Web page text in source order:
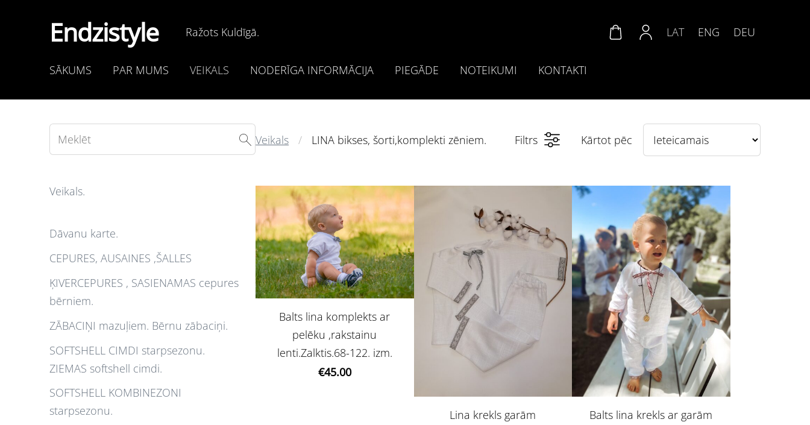
Endzistyle Ražots Kuldīgā.
SĀKUMS PAR MUMS VEIKALS NODERĪGA INFORMĀCIJA PIEGĀDE NOTEIKUMI KONTAKTI
LAT ENG DEU
Veikals.
Dāvanu karte.
CEPURES, AUSAINES ,ŠALLES
ĶIVERCEPURES , SASIENAMAS cepures
bērniem.
ZĀBACIŅI mazuļiem. Bērnu zābaciņi.
SOFTSHELL CIMDI starpsezonu.
ZIEMAS softshell cimdi.
SOFTSHELL KOMBINEZONI
starpsezonu.
Veikals LINA bikses, šorti,komplekti zēniem. Filtrs Kārtot pēc
Balts lina komplekts ar
pelēku ,rakstainu
lenti.Zalktis.68-122. izm.
€45.00
Lina krekls garām
Balts lina krekls ar garām